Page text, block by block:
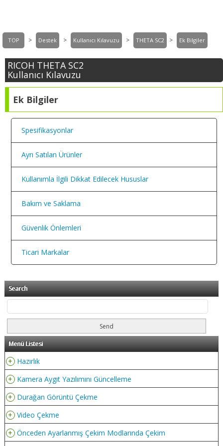
TOP > Destek > Kullanıcı Kılavuzu > THETA SC2 > Ek Bilgiler
RICOH THETA SC2
Kullanıcı Kılavuzu
Ek Bilgiler
Spesifikasyonlar
Ayrı Satılan Ürünler
Kullanımla İlgili Dikkat Edilecek Hususlar
Bakım ve Saklama
Güvenlik Önlemleri
Ticari Markalar
Search
Menü Listesi
+ Hazırlık
+ Kamera Aygıt Yazılımını Güncelleme
+ Durağan Görüntü Çekme
+ Video Çekme
+ Önceden Ayarlanmış Çekim Modlarında Çekim